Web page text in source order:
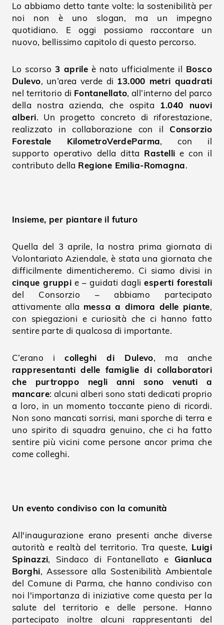
Lo abbiamo detto tante volte: la sostenibilità per
noi non è uno slogan, ma un impegno
quotidiano. E oggi possiamo raccontare un
nuovo, bellissimo capitolo di questo percorso.
Lo scorso 3 aprile è nato ufficialmente il Bosco
Dulevo, un’area verde di 13.000 metri quadrati
nel territorio di Fontanellato, all’interno del parco
della nostra azienda, che ospita 1.040 nuovi
alberi. Un progetto concreto di riforestazione,
realizzato in collaborazione con il Consorzio
Forestale KilometroVerdeParma, con il
supporto operativo della ditta Rastelli e con il
contributo della Regione Emilia-Romagna.
Insieme, per piantare il futuro
Quella del 3 aprile, la nostra prima giornata di
Volontariato Aziendale, è stata una giornata che
difficilmente dimenticheremo. Ci siamo divisi in
cinque gruppie – guidati dagliesperti forestali
del Consorzio – abbiamo partecipato
attivamente alla messa a dimora delle piante,
con spiegazioni e curiosità che ci hanno fatto
sentire parte di qualcosa di importante.
C’erano icolleghi di Dulevo, ma anche
rappresentanti delle famiglie di collaboratori
che purtroppo negli anni sono venuti a
mancare: alcuni alberi sono stati dedicati proprio
a loro, in un momento toccante pieno di ricordi.
Non sono mancati sorrisi, mani sporche di terra e
uno spirito di squadra genuino, che ci ha fatto
sentire più vicini come persone ancor prima che
come colleghi.
Un evento condiviso con la comunità
All'inaugurazione erano presenti anche diverse
autorità e realtà del territorio. Tra queste, Luigi
Spinazzi, Sindaco di Fontanellato e Gianluca
Borghi, Assessore alla Sostenibilità Ambientale
del Comune di Parma, che hanno condiviso con
noi l'importanza di iniziative come questa per la
salute del territorio e delle persone. Hanno
partecipato inoltre alcuni rappresentanti del